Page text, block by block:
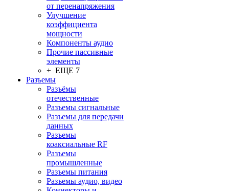
от перенапряжения
Улучшение
коэффициента
мощности
Компоненты аудио
Прочие пассивные
элементы
+ ЕЩЕ 7
Разъeмы
Разъёмы
отечественные
Разъeмы сигнальные
Разъeмы для передачи
данных
Разъeмы
коаксиальные RF
Разъeмы
промышленные
Разъeмы питания
Разъeмы аудио, видео